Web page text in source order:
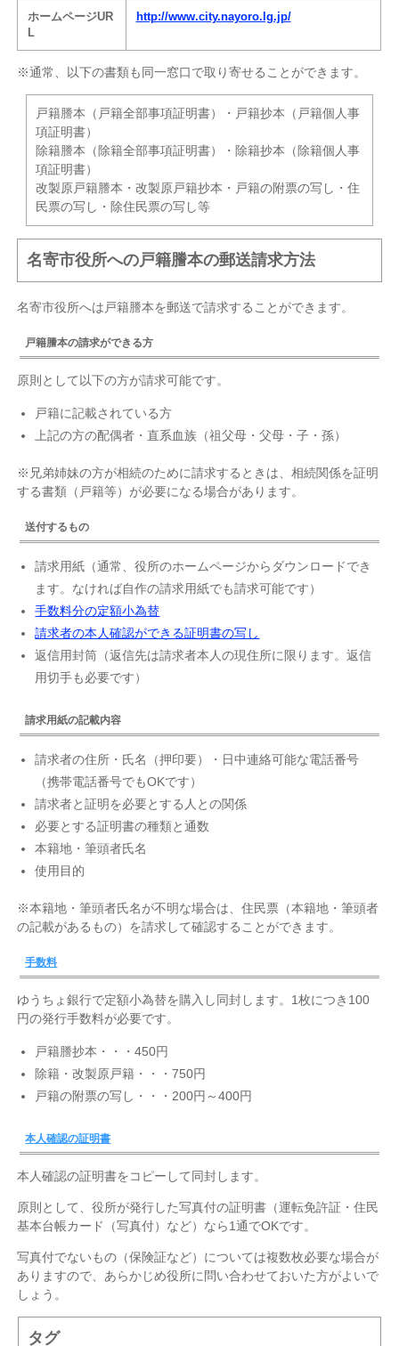
ホームページUR
L
http://www.city.nayoro.lg.jp/
※通常、以下の書類も同一窓口で取り寄せることができます。
戸籍謄本（戸籍全部事項証明書）・戸籍抄本（戸籍個人事
項証明書）
除籍謄本（除籍全部事項証明書）・除籍抄本（除籍個人事
項証明書）
改製原戸籍謄本・改製原戸籍抄本・戸籍の附票の写し・住
民票の写し・除住民票の写し等
名寄市役所への戸籍謄本の郵送請求方法
名寄市役所へは戸籍謄本を郵送で請求することができます。
戸籍謄本の請求ができる方
原則として以下の方が請求可能です。
戸籍に記載されている方
上記の方の配偶者・直系血族（祖父母・父母・子・孫）
※兄弟姉妹の方が相続のために請求するときは、相続関係を証明
する書類（戸籍等）が必要になる場合があります。
送付するもの
請求用紙（通常、役所のホームページからダウンロードでき
ます。なければ自作の請求用紙でも請求可能です）
手数料分の定額小為替
請求者の本人確認ができる証明書の写し
返信用封筒（返信先は請求者本人の現住所に限ります。返信
用切手も必要です）
請求用紙の記載内容
請求者の住所・氏名（押印要）・日中連絡可能な電話番号
（携帯電話番号でもOKです）
請求者と証明を必要とする人との関係
必要とする証明書の種類と通数
本籍地・筆頭者氏名
使用目的
※本籍地・筆頭者氏名が不明な場合は、住民票（本籍地・筆頭者
の記載があるもの）を請求して確認することができます。
手数料
ゆうちょ銀行で定額小為替を購入し同封します。1枚につき100
円の発行手数料が必要です。
戸籍謄抄本・・・450円
除籍・改製原戸籍・・・750円
戸籍の附票の写し・・・200円～400円
本人確認の証明書
本人確認の証明書をコピーして同封します。
原則として、役所が発行した写真付の証明書（運転免許証・住民
基本台帳カード（写真付）など）なら1通でOKです。
写真付でないもの（保険証など）については複数枚必要な場合が
ありますので、あらかじめ役所に問い合わせておいた方がよいで
しょう。
タグ